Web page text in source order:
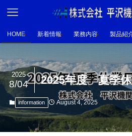
HOME 新着情報 業務内容 製品紹
2025年度 夏季
2025
8/04
information August 4, 2025